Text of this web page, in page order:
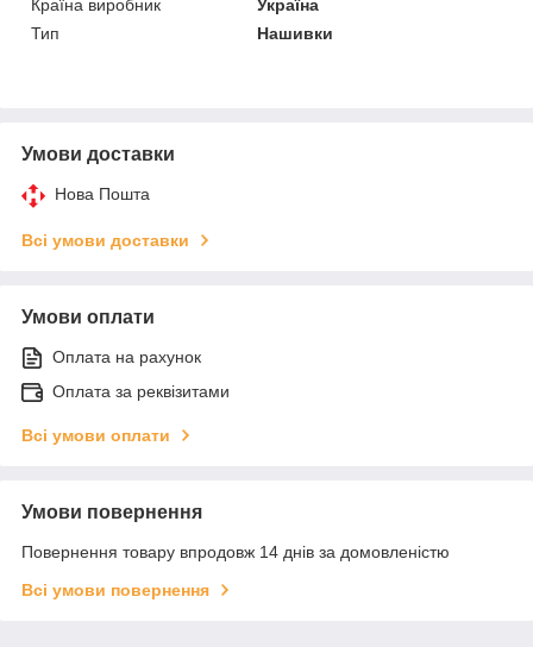
Країна виробник
Україна
Тип
Нашивки
Умови доставки
Нова Пошта
Всі умови доставки
Умови оплати
Оплата на рахунок
Оплата за реквізитами
Всі умови оплати
Умови повернення
Повернення товару впродовж 14 днів за домовленістю
Всі умови повернення